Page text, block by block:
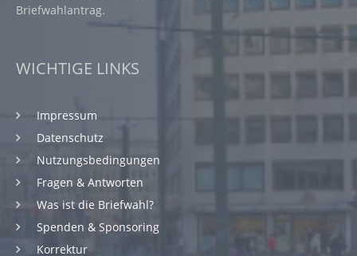
Briefwahlantrag.
WICHTIGE LINKS
Impressum
Datenschutz
Nutzungsbedingungen
Fragen & Antworten
Was ist die Briefwahl?
Spenden & Sponsoring
Korrektur